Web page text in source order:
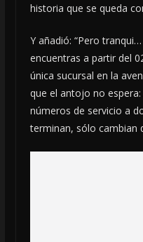
historia que se queda
Y añadió: “Pero
encuentras a partir del
única sucursal en la
que el antojo no
números de servicio a
terminan, sólo cambian